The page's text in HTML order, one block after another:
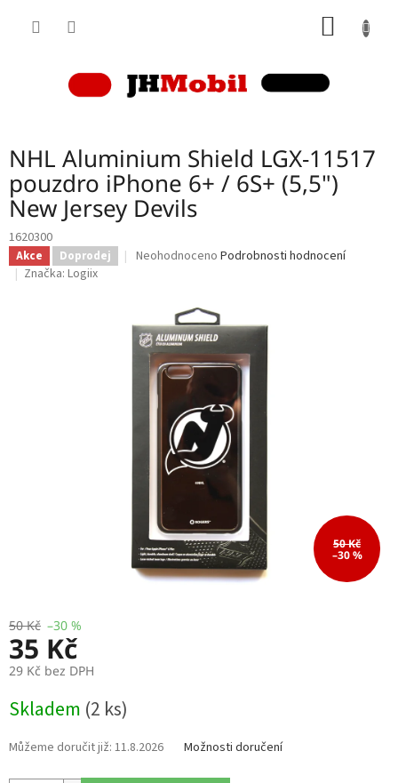
NHL Aluminium Shield LGX-11517
pouzdro iPhone 6+ / 6S+ (5,5")
New Jersey Devils
1620300
Akce Doprodej
Průměrné
0,0
z
hvězdiček.
Neohodnoceno Podrobnosti hodnocení
Značka: Logiix
50 Kč
–30 %
50 Kč –30 %
35 Kč
29 Kč bez DPH
cena:
Skladem (2 ks)
11.8.2026 Možnosti doručení